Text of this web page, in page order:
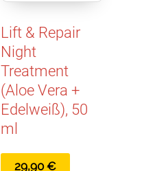
Lift & Repair
Night
Treatment
(Aloe Vera +
Edelweiß), 50
ml
29,90€